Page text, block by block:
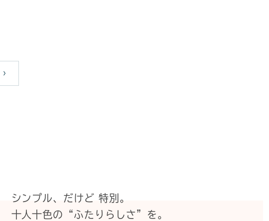
シンプル、だけど 特別。
十人十色の“ふたりらしさ”を。